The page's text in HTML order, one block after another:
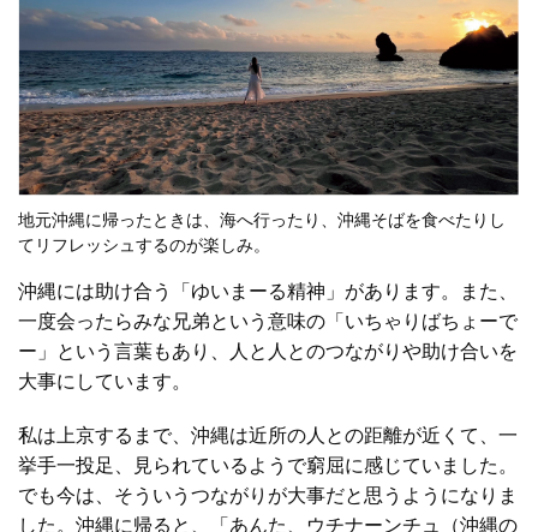
地元沖縄に帰ったときは、海へ行ったり、沖縄そばを食べたりし
てリフレッシュするのが楽しみ。
沖縄には助け合う「ゆいまーる精神」があります。また、
一度会ったらみな兄弟という意味の「いちゃりばちょーで
ー」という言葉もあり、人と人とのつながりや助け合いを
大事にしています。
私は上京するまで、沖縄は近所の人との距離が近くて、一
挙手一投足、見られているようで窮屈に感じていました。
でも今は、そういうつながりが大事だと思うようになりま
した。沖縄に帰ると、「あんた、ウチナーンチュ（沖縄の